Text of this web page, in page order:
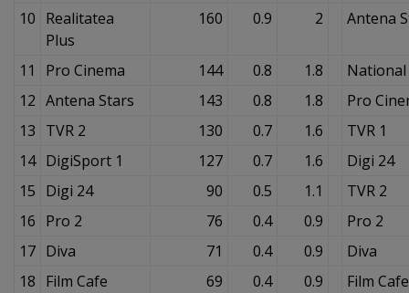
10 Realitatea
Plus
160 0.9 2 Antena
11 Pro Cinema 144 0.8 1.8
National
12 Antena Stars 143 0.8 1.8
Pro
13 TVR 2 130 0.7 1.6
TVR 1
14 DigiSport 1 127 0.7 1.6
Digi 24
15 Digi 24 90 0.5 1.1
TVR 2
16 Pro 2 76 0.4 0.9
Pro 2
17 Diva 71 0.4 0.9
Diva
18 Film Cafe 69 0.4 0.9
Film Cafe